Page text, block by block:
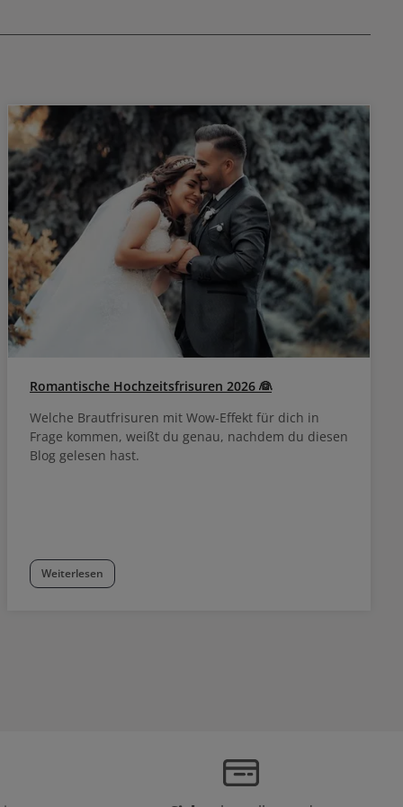
Romantische Hochzeitsfrisuren 2026 👰
Welche Brautfrisuren mit Wow-Effekt für dich in
Frage kommen, weißt du genau, nachdem du diesen
Blog gelesen hast.
Weiterlesen